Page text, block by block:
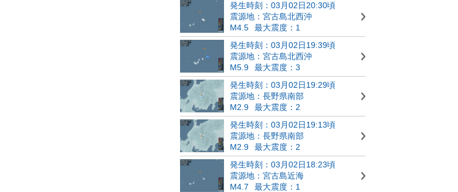
発生時刻：03月02日20:30頃
震源地：宮古島北西沖
M4.5
最大震度：1
発生時刻：03月02日19:39頃
震源地：宮古島北西沖
M5.9
最大震度：3
発生時刻：03月02日19:29頃
震源地：長野県南部
M2.9
最大震度：2
発生時刻：03月02日19:13頃
震源地：長野県南部
M2.9
最大震度：2
発生時刻：03月02日18:23頃
震源地：宮古島近海
M4.7
最大震度：1